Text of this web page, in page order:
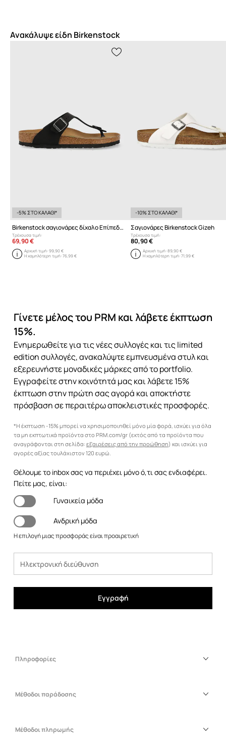
Ανακάλυψε είδη Birkenstock
-5% ΣΤΟ ΚΑΛΑΘΙ*
Birkenstock σαγιονάρες δίχαλο Επίπεδο τακούνι
Τρέχουσα τιμή:
69,90 €
Αρχική τιμή:99,90 €
Η χαμηλότερη τιμή:76,99 €
-10% ΣΤΟ ΚΑΛΑΘΙ*
Σαγιονάρες Birkenstock Gizeh
Τρέχουσα τιμή:
80,90 €
Αρχική τιμή: 89,90 €
Η χαμηλότερη τιμή: 71,99 €
Γίνετε μέλος του PRM και λάβετε έκπτωση
15%.
Ενημερωθείτε για τις νέες συλλογές και τις limited
edition συλλογές, ανακαλύψτε εμπνευσμένα στυλ και
εξερευνήστε μοναδικές μάρκες από το portfolio.
Εγγραφείτε στην κοινότητά μας και λάβετε 15%
έκπτωση στην πρώτη σας αγορά και αποκτήστε
πρόσβαση σε περαιτέρω αποκλειστικές προσφορές.
*Η έκπτωση -15% μπορεί να χρησιμοποιηθεί μόνο μία φορά, ισχύει για όλα
τα μη εκπτωτικά προϊόντα στο PRM.com/gr (εκτός από τα προϊόντα που
αναγράφονται στη σελίδα: εξαιρέσεις από την προώθηση) και ισχύει για
αγορές αξίας τουλάχιστον 120 ευρώ.
Θέλουμε το inbox σας να περιέχει μόνο ό,τι σας ενδιαφέρει.
Πείτε μας, είναι:
Γυναικεία μόδα
Ανδρική μόδα
Η επιλογή μιας προσφοράς είναι προαιρετική
Εγγραφή
Πληροφορίες
Μέθοδοι παράδοσης
Μέθοδοι πληρωμής